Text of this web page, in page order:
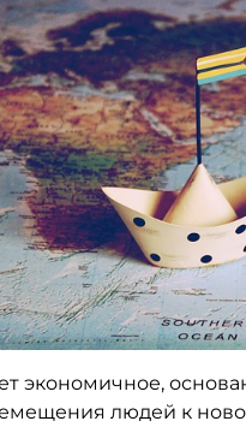
экономичное,
людей к